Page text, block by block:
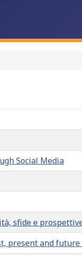
Social Media
sfide e
present and